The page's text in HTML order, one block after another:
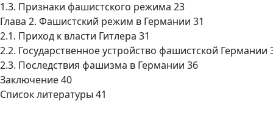
1.3. Признаки фашистского режима 23
Глава 2. Фашистский режим в Германии 31
2.1. Приход к власти Гитлера 31
2.2. Государственное устройство фашистской Германии
2.3. Последствия фашизма в Германии 36
Заключение 40
Список литературы 41